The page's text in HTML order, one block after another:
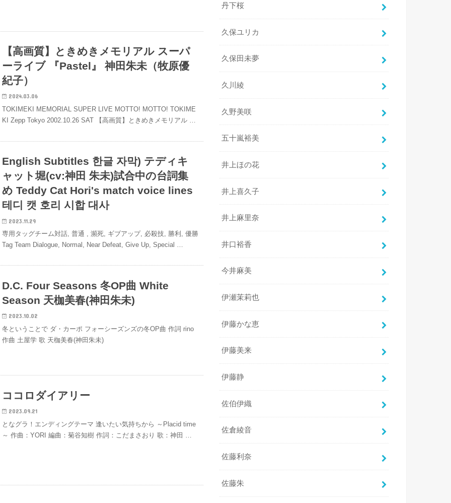
【高画質】ときめきメモリアル スーパ
ーライブ 『Pastel』 神田朱未（牧原優
紀子）
2024.03.06
TOKIMEKI MEMORIAL SUPER LIVE MOTTO! MOTTO! TOKIME
KI Zepp Tokyo 2002.10.26 SAT 【高画質】ときめきメモリアル …
English Subtitles 한글 자막) テディキ
ャット堀(cv:神田 朱未)試合中の台詞集
め Teddy Cat Hori's match voice lines
테디 캣 호리 시합 대사
2023.11.29
専用タッグチーム対話, 普通 , 瀕死, ギブアップ, 必殺技, 勝利, 優勝
Tag Team Dialogue, Normal, Near Defeat, Give Up, Special …
D.C. Four Seasons 冬OP曲 White
Season 天枷美春(神田朱未)
2023.10.02
冬ということで ダ・カーポ フォーシーズンズの冬OP曲 作詞 rino
作曲 土屋学 歌 天枷美春(神田朱未)
ココロダイアリー
2023.09.21
となグラ！エンディングテーマ 逢いたい気持ちから ～Placid time
～ 作曲：YORI 編曲：菊谷知樹 作詞：こだまさおり 歌：神田 …
丹下桜
久保ユリカ
久保田未夢
久川綾
久野美咲
五十嵐裕美
井上ほの花
井上喜久子
井上麻里奈
井口裕香
今井麻美
伊瀬茉莉也
伊藤かな恵
伊藤美来
伊藤静
佐伯伊織
佐倉綾音
佐藤利奈
佐藤朱